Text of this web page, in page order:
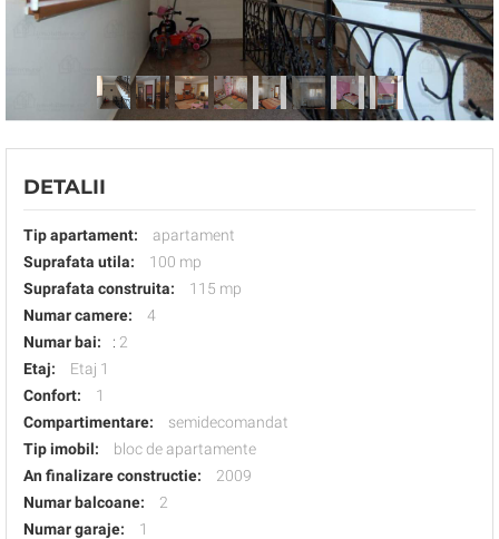
DETALII
Tip apartament:
apartament
Suprafata utila:
100 mp
Suprafata construita:
115 mp
Numar camere:
4
Numar bai:
: 2
Etaj:
Etaj 1
Confort:
1
Compartimentare:
semidecomandat
Tip imobil:
bloc de apartamente
An finalizare constructie:
2009
Numar balcoane:
2
Numar garaje:
1